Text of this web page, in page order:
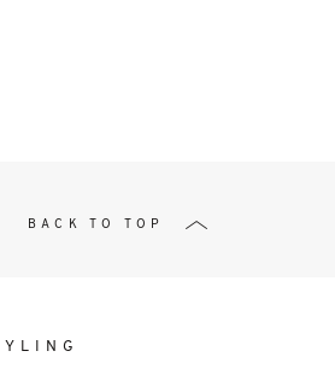
BACK TO TOP